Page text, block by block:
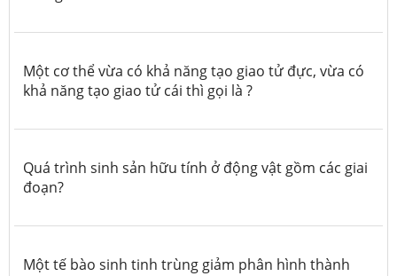
Một cơ thể vừa có khả năng tạo giao tử đực, vừa có
khả năng tạo giao tử cái thì gọi là ?
Quá trình sinh sản hữu tính ở động vật gồm các giai
đoạn?
Một tế bào sinh tinh trùng giảm phân hình thành